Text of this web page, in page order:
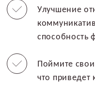
Улучшение
способность
Поймите
что приведет